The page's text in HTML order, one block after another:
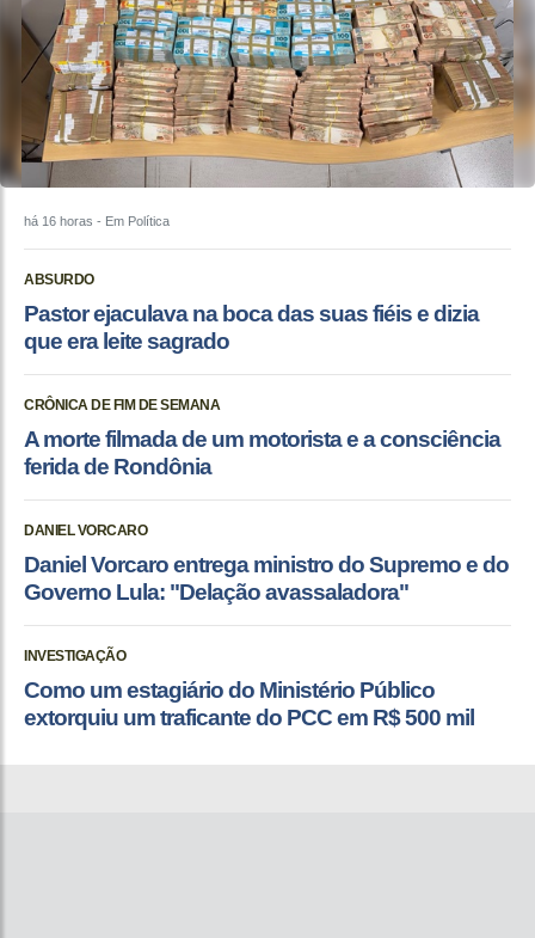
há 16 horas - Em Política
ABSURDO
Pastor ejaculava na boca das suas fiéis e dizia
que era leite sagrado
CRÔNICA DE FIM DE SEMANA
A morte filmada de um motorista e a consciência
ferida de Rondônia
DANIEL VORCARO
Daniel Vorcaro entrega ministro do Supremo e do
Governo Lula: "Delação avassaladora"
INVESTIGAÇÃO
Como um estagiário do Ministério Público
extorquiu um traficante do PCC em R$ 500 mil